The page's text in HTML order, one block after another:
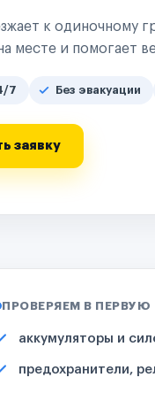
к одиночному
месте и помогает
7 Без эвакуации
заявку
ПРОВЕРЯЕМ В ПЕРВУЮ
аккумуляторы и
предохранители,